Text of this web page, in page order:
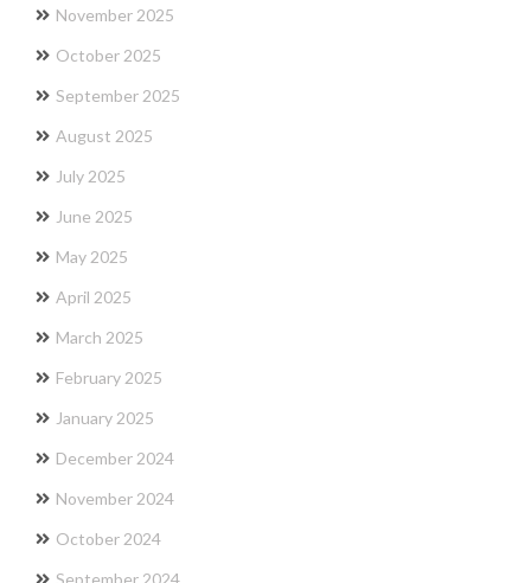
November 2025
October 2025
September 2025
August 2025
July 2025
June 2025
May 2025
April 2025
March 2025
February 2025
January 2025
December 2024
November 2024
October 2024
September 2024